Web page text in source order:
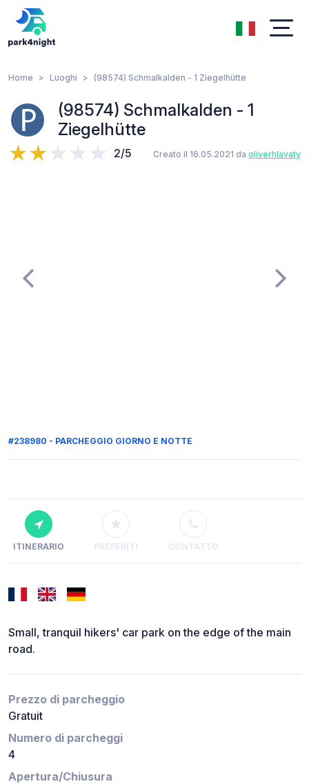
Home Luoghi (98574) Schmalkalden - 1 Ziegelhütte
(98574) Schmalkalden - 1
Ziegelhütte
2/5 Creato il 16.05.2021 da oliverhlavaty
#238980 - PARCHEGGIO GIORNO E NOTTE
ITINERARIO PREFERITI CONTATTO
Small, tranquil hikers' car park on the edge of the main
road.
Prezzo di parcheggio
Gratuit
Numero di parcheggi
4
Apertura/Chiusura